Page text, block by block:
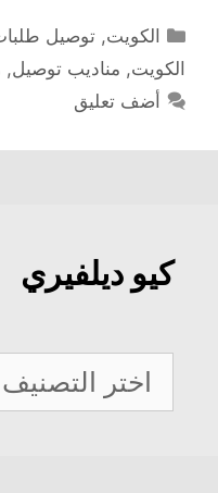
التصنيفات
الكويت,توصيل
الكويت, مناديب توصيل,
أضف تعليق
كيو ديلفيري
كيو
ديلفيري